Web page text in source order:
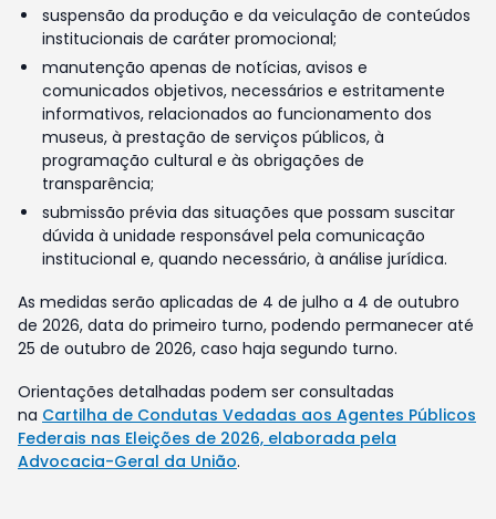
suspensão da produção e da veiculação de conteúdos
institucionais de caráter promocional;
manutenção apenas de notícias, avisos e
comunicados objetivos, necessários e estritamente
informativos, relacionados ao funcionamento dos
museus, à prestação de serviços públicos, à
programação cultural e às obrigações de
transparência;
submissão prévia das situações que possam suscitar
dúvida à unidade responsável pela comunicação
institucional e, quando necessário, à análise jurídica.
As medidas serão aplicadas de 4 de julho a 4 de outubro
de 2026, data do primeiro turno, podendo permanecer até
25 de outubro de 2026, caso haja segundo turno.
Orientações detalhadas podem ser consultadas
na Cartilha de Condutas Vedadas aos Agentes Públicos
Federais nas Eleições de 2026, elaborada pela
Advocacia-Geral da União.